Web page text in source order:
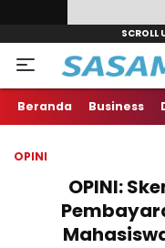
Beranda Business
OPINI
OPINI: